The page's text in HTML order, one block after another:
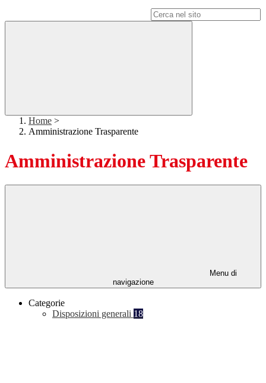
Home >
Amministrazione Trasparente
Amministrazione Trasparente
Menu di
navigazione
Categorie
Disposizioni generali 18